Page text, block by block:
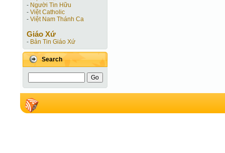
- Người Tin Hữu
- Việt Catholic
- Việt Nam Thánh Ca
Giáo Xứ
- Bản Tin Giáo Xứ
Search